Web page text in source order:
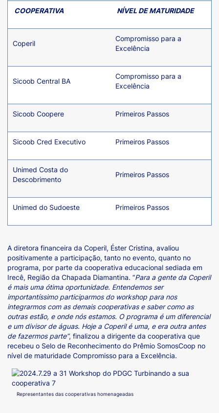
COOPERATIVA NÍVEL DE MATURIDADE
Coperil
Compromisso para a
Excelência
Sicoob Central BA
Compromisso para a
Excelência
Sicoob Coopere Primeiros Passos
Sicoob Cred Executivo Primeiros Passos
Unimed Costa do
Descobrimento
Primeiros Passos
Unimed do Sudoeste Primeiros Passos
A diretora financeira da Coperil, Éster Cristina, avaliou
positivamente a participação, tanto no evento, quanto no
programa, por parte da cooperativa educacional sediada em
Irecê, Região da Chapada Diamantina. “Para a gente da Coperil
é mais uma ótima oportunidade. Entendemos ser
importantíssimo participarmos do workshop para nos
integrarmos com as demais cooperativas e saber como as
outras estão, e onde nós estamos. O programa é um diferencial
e um divisor de águas. Hoje a Coperil é uma, e era outra antes
de fazermos parte”, finalizou a dirigente da cooperativa que
recebeu o Selo de Reconhecimento do Prêmio SomosCoop no
nível de maturidade Compromisso para a Excelência.
Representantes das cooperativas homenageadas